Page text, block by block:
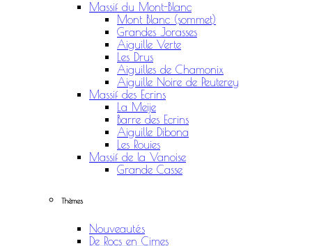
Massif du Mont-Blanc
Mont Blanc (sommet)
Grandes Jorasses
Aiguille Verte
Les Drus
Aiguilles de Chamonix
Aiguille Noire de Peuterey
Massif des Ecrins
La Meije
Barre des Ecrins
Aiguille Dibona
Les Rouies
Massif de la Vanoise
Grande Casse
Thèmes
Nouveautés
De Rocs en Cimes